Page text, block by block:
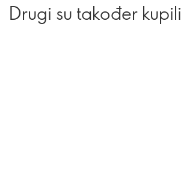
Drugi su također kupili